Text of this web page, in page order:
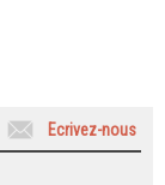
Ecrivez-nous